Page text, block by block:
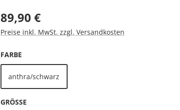
Regulärer Preis:
89,90 €
Preise inkl. MwSt. zzgl. Versandkosten
FARBEAUSWÄHLEN
anthra/schwarz
GRÖSSE AUSWÄHLEN